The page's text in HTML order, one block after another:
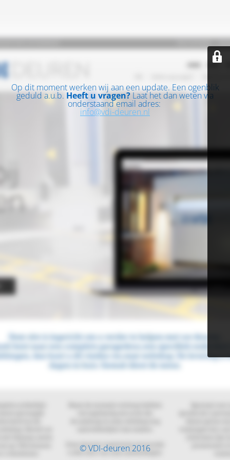
Op dit moment werken wij aan een update. Een ogenblik
geduld a.u.b. Heeft u vragen? Laat het dan weten via
onderstaand email adres:
info@vdi-deuren.nl
© VDI-deuren 2016